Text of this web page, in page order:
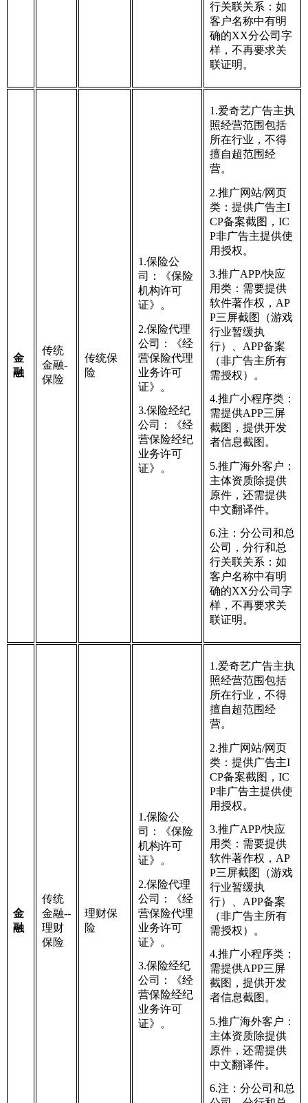
行关联关系：如
客户名称中有明
确的XX分公司字
样，不再要求关
联证明。
金
融
传统
金融-
保险
传统保
险
1.保险公
司：《保险
机构许可
证》。
2.保险代理
公司：《经
营保险代理
业务许可
证》。
3.保险经纪
公司：《经
营保险经纪
业务许可
证》。
1.爱奇艺广告主执
照经营范围包括
所在行业，不得
擅自超范围经
营。
2.推广网站/网页
类：提供广告主I
CP备案截图，IC
P非广告主提供使
用授权。
3.推广APP/快应
用类：需要提供
软件著作权，AP
P三屏截图（游戏
行业暂缓执
行）、APP备案
（非广告主所有
需授权）。
4.推广小程序类：
需提供APP三屏
截图，提供开发
者信息截图。
5.推广海外客户：
主体资质除提供
原件，还需提供
中文翻译件。
6.注：分公司和总
公司，分行和总
行关联关系：如
客户名称中有明
确的XX分公司字
样，不再要求关
联证明。
金
融
传统
金融--
理财
保险
理财保
险
1.保险公
司：《保险
机构许可
证》。
2.保险代理
公司：《经
营保险代理
业务许可
证》。
3.保险经纪
公司：《经
营保险经纪
业务许可
证》。
1.爱奇艺广告主执
照经营范围包括
所在行业，不得
擅自超范围经
营。
2.推广网站/网页
类：提供广告主I
CP备案截图，IC
P非广告主提供使
用授权。
3.推广APP/快应
用类：需要提供
软件著作权，AP
P三屏截图（游戏
行业暂缓执
行）、APP备案
（非广告主所有
需授权）。
4.推广小程序类：
需提供APP三屏
截图，提供开发
者信息截图。
5.推广海外客户：
主体资质除提供
原件，还需提供
中文翻译件。
6.注：分公司和总